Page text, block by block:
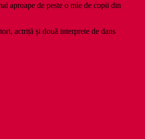
aproape de peste o mie de copii din
actriță și două interprete de dans